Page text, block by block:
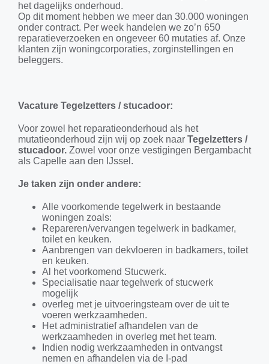
het dagelijks onderhoud.
Op dit moment hebben we meer dan 30.000 woningen
onder contract. Per week handelen we zo’n 650
reparatieverzoeken en ongeveer 60 mutaties af. Onze
klanten zijn woningcorporaties, zorginstellingen en
beleggers.
Vacature Tegelzetters / stucadoor:
Voor zowel het reparatieonderhoud als het
mutatieonderhoud zijn wij op zoek naar Tegelzetters /
stucadoor.Zowel voor onze vestigingen Bergambacht
als Capelle aan den IJssel.
Je taken zijn onder andere:
Alle voorkomende tegelwerk in bestaande
woningen zoals:
Repareren/vervangen tegelwerk in badkamer,
toilet en keuken.
Aanbrengen van dekvloeren in badkamers, toilet
en keuken.
Al het voorkomend Stucwerk.
Specialisatie naar tegelwerk of stucwerk
mogelijk
overleg met je uitvoeringsteam over de uit te
voeren werkzaamheden.
Het administratief afhandelen van de
werkzaamheden in overleg met het team.
Indien nodig werkzaamheden in ontvangst
nemen en afhandelen via de I-pad